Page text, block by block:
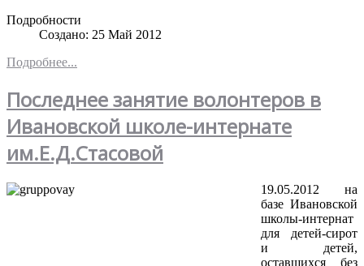
Подробности
Создано: 25 Май 2012
Подробнее...
Последнее занятие волонтеров в
Ивановской школе-интернате
им.Е.Д.Стасовой
19.05.2012 на
базе Ивановской
школы-интернат
для детей-сирот
и детей,
оставшихся без